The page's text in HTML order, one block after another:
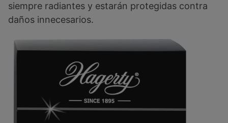
siempre radiantes y estarán protegidas contra
daños innecesarios.